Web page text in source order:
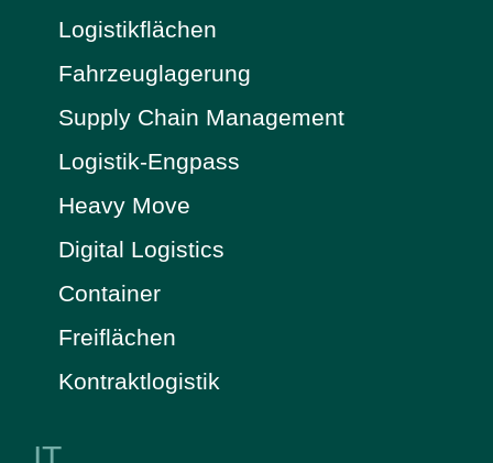
Logistikflächen
Fahrzeuglagerung
Supply Chain Management
Logistik-Engpass
Heavy Move
Digital Logistics
Container
Freiflächen
Kontraktlogistik